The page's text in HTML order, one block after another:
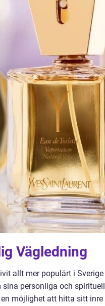
Vägledning
allt mer populärt i
personliga och
möjlighet att hitta sitt